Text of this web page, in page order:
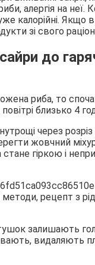
алергія на неї.
калорійні. Якщо
зі свого
до
риба, то
близько 4
через
жовчний
гіркою і
залишають
видаляють